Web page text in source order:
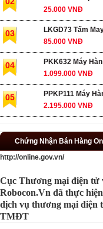
25.000 VNĐ
03
LKGD73 Tấm
85.000 VNĐ
04
PKK632 Máy
1.099.000 VNĐ
05
PPKP111 Máy
2.195.000 VNĐ
Chứng Nhận Bán Hàng
http://online.gov.vn/
Cục Thương mại điện tử
Robocon.Vn đã thực
dịch vụ thương mại điện
TMĐT